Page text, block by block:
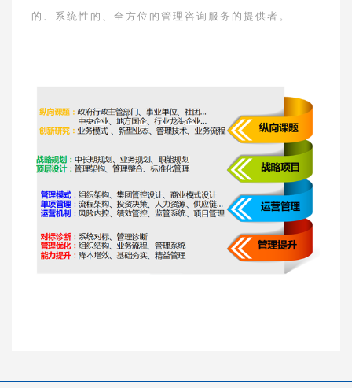
的、系统性的、全方位的管理咨询服务的提供者。